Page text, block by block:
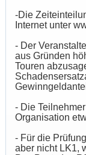
-Die
Internet unter
- Der
aus Gründen
Touren
- Die
Organisation
- Für die
aber nicht LK1,